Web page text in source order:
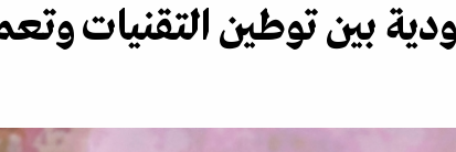
بين توطين التقنيات